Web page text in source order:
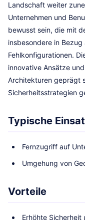
Landschaft weiter
Unternehmen und
bewusst sein, die mit
insbesondere in
Fehlkonfigurationen.
innovative Ansätze
Architekturen geprägt
Sicherheitsstrategien
Typische
Fernzugriff auf
Umgehung von
Vorteile
Erhöhte Sicherheit